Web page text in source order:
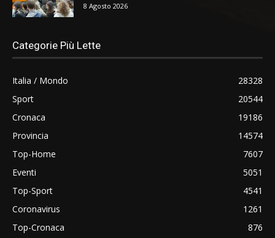
8 Agosto 2026
Categorie Più Lette
Italia / Mondo
28328
Sport
20544
Cronaca
19186
Provincia
14574
Top-Home
7607
Eventi
5051
Top-Sport
4541
Coronavirus
1261
Top-Cronaca
876